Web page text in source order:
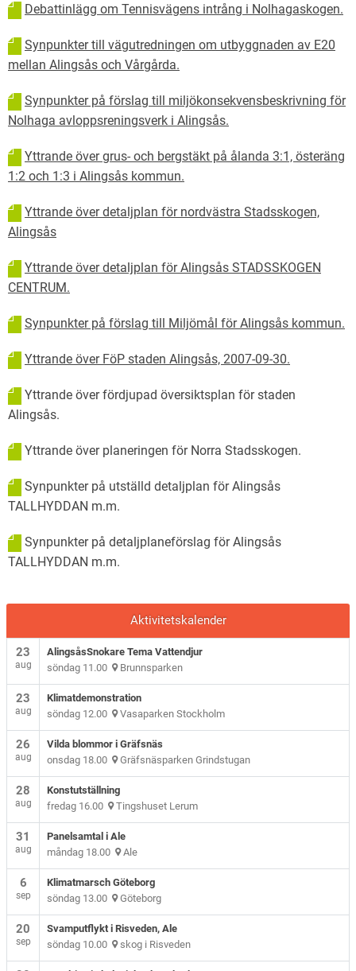
Debattinlägg om Tennisvägens intrång i Nolhagaskogen.
Synpunkter till vägutredningen om utbyggnaden av E20
mellan Alingsås och Vårgårda.
Synpunkter på förslag till miljökonsekvensbeskrivning för
Nolhaga avloppsreningsverk i Alingsås.
Yttrande över grus- och bergstäkt på ålanda 3:1, österäng
1:2 och 1:3 i Alingsås kommun.
Yttrande över detaljplan för nordvästra Stadsskogen,
Alingsås
Yttrande över detaljplan för Alingsås STADSSKOGEN
CENTRUM.
Synpunkter på förslag till Miljömål för Alingsås kommun.
Yttrande över FöP staden Alingsås, 2007-09-30.
Yttrande över fördjupad översiktsplan för staden
Alingsås.
Yttrande över planeringen för Norra Stadsskogen.
Synpunkter på utställd detaljplan för Alingsås
TALLHYDDAN m.m.
Synpunkter på detaljplaneförslag för Alingsås
TALLHYDDAN m.m.
Aktivitetskalender
23
aug
AlingsåsSnokare Tema Vattendjur
söndag 11.00 Brunnsparken
23
aug
Klimatdemonstration
söndag 12.00 Vasaparken Stockholm
26
aug
Vilda blommor i Gräfsnäs
onsdag 18.00 Gräfsnäsparken Grindstugan
28
aug
Konstutställning
fredag 16.00 Tingshuset Lerum
31
aug
Panelsamtal i Ale
måndag 18.00 Ale
6
sep
Klimatmarsch Göteborg
söndag 13.00 Göteborg
20
sep
Svamputflykt i Risveden, Ale
söndag 10.00 skog i Risveden